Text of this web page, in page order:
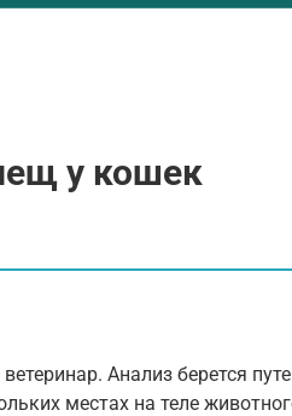
у кошек
Анализ берется
местах на теле